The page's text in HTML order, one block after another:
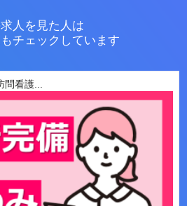
人を見た人は
チェックしています
看護...